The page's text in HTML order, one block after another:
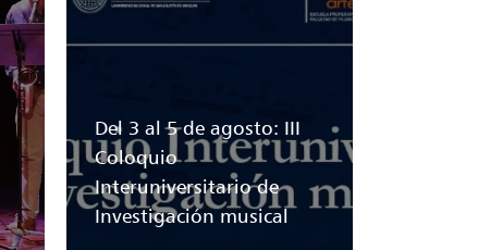
Del 3 al 5 de agosto: III
Coloquio
Interuniversitario de
Investigación musical